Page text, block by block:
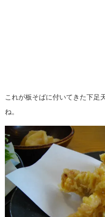
これが板そばに付いてきた下足
ね。